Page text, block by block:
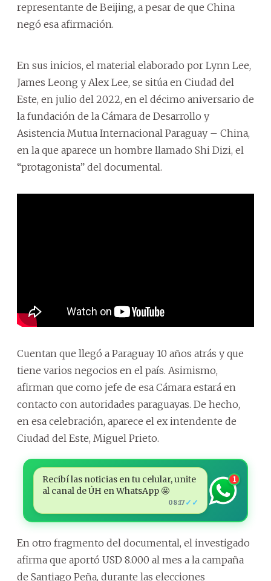
representante de Beijing, a pesar de que China
negó esa afirmación.
En sus inicios, el material elaborado por Lynn Lee,
James Leong y Alex Lee, se sitúa en Ciudad del
Este, en julio del 2022, en el décimo aniversario de
la fundación de la Cámara de Desarrollo y
Asistencia Mutua Internacional Paraguay – China,
en la que aparece un hombre llamado Shi Dizi, el
“protagonista” del documental.
Cuentan que llegó a Paraguay 10 años atrás y que
tiene varios negocios en el país. Asimismo,
afirman que como jefe de esa Cámara estará en
contacto con autoridades paraguayas. De hecho,
en esa celebración, aparece el ex intendente de
Ciudad del Este, Miguel Prieto.
Recibí las noticias en tu celular, unite
al canal de ÚH en WhatsApp 🤩
08:17 ✓✓
1
En otro fragmento del documental, el investigado
afirma que aportó USD 8.000 al mes a la campaña
de Santiago Peña, durante las elecciones